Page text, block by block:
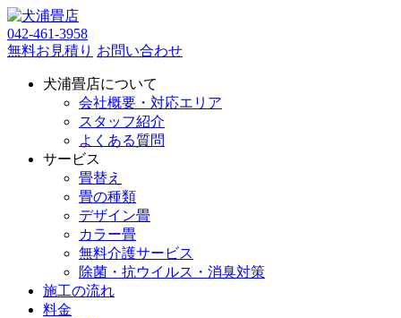
042-461-3958
無料お見積り お問い合わせ
犬浦畳店について
会社概要・対応エリア
スタッフ紹介
よくある質問
サービス
畳替え
畳の種類
デザイン畳
カラー畳
無料介護サービス
除菌・抗ウイルス・消臭対策
施工の流れ
料金